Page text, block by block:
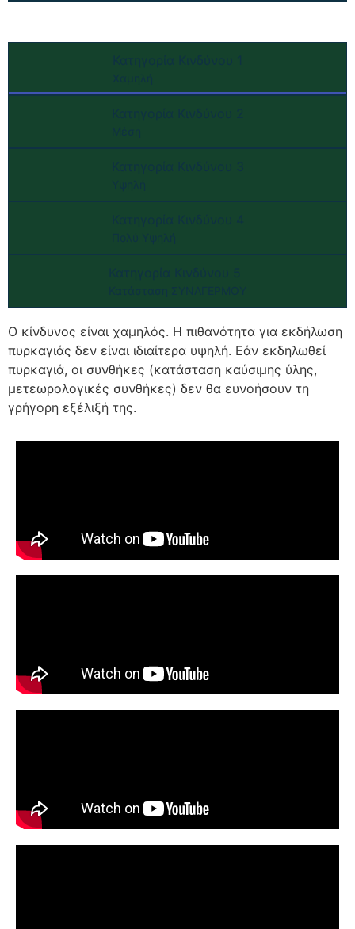
Κατηγορία Κινδύνου 1
Κατηγορία Κινδύνου 2
Κατηγορία Κινδύνου 3
Κατηγορία Κινδύνου 4
Κατηγορία Κινδύνου 5
Κατάσταση ΣΥΝΑΓΕΡΜΟΥ
Ο κίνδυνος είναι χαμηλός. Η πιθανότητα για εκδήλωση
πυρκαγιάς δεν είναι ιδιαίτερα υψηλή. Εάν εκδηλωθεί
πυρκαγιά, οι συνθήκες (κατάσταση καύσιμης ύλης,
μετεωρολογικές συνθήκες) δεν θα ευνοήσουν τη
γρήγορη εξέλιξή της.